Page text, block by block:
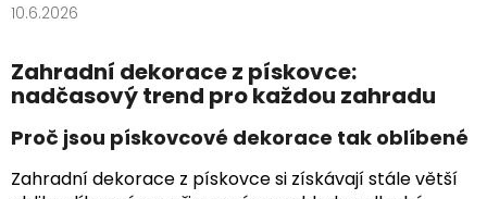
10.6.2026
Zahradní dekorace z pískovce:
nadčasový trend pro každou zahradu
Proč jsou pískovcové dekorace tak oblíbené
Zahradní dekorace z pískovce si získávají stále větší